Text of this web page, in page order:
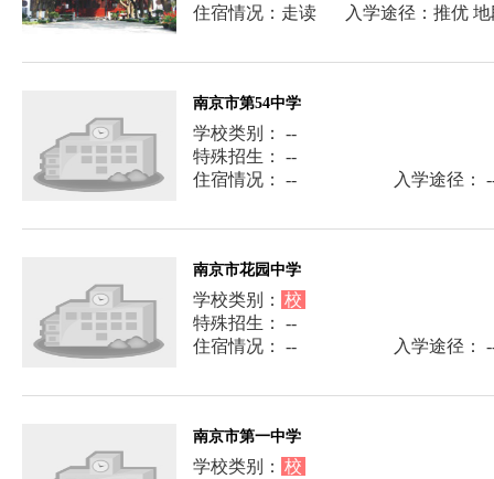
住宿情况：走读
入学途径：推优
南京市第54中学
学校类别： --
特殊招生： --
住宿情况： --
入学途径：
南京市花园中学
学校类别： 校
特殊招生： --
住宿情况： --
入学途径：
南京市第一中学
学校类别： 校